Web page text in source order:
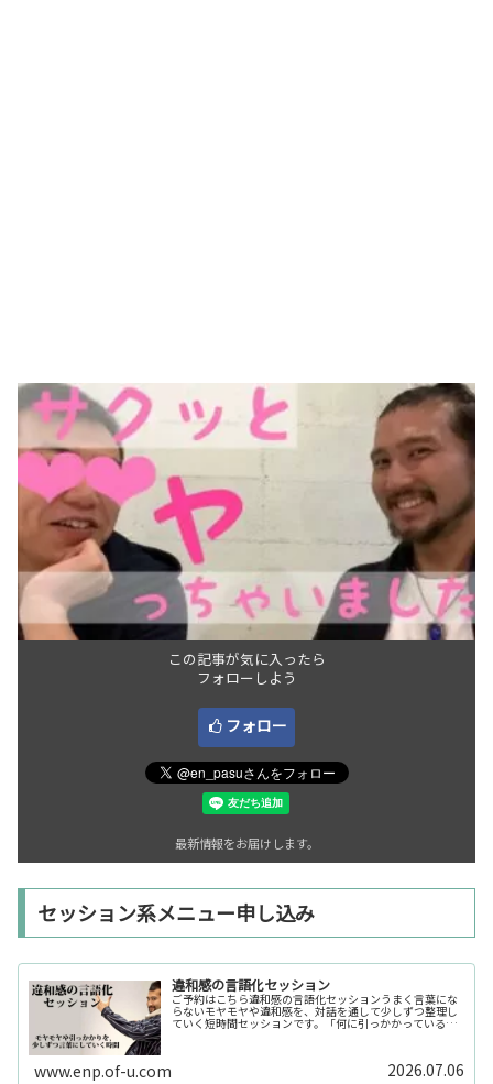
この記事が気に入ったら
フォローしよう
フォロー
最新情報をお届けします。
セッション系メニュー申し込み
違和感の言語化セッション
ご予約はこちら違和感の言語化セッションうまく言葉にな
らないモヤモヤや違和感を、対話を通して少しずつ整理し
ていく短時間セッションです。「何に引っかかっているの
www.enp.of-u.com 2026.07.06